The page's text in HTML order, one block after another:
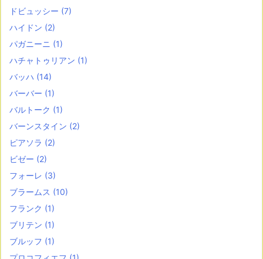
ドビュッシー (7)
ハイドン (2)
パガニーニ (1)
ハチャトゥリアン (1)
バッハ (14)
バーバー (1)
バルトーク (1)
バーンスタイン (2)
ピアソラ (2)
ビゼー (2)
フォーレ (3)
ブラームス (10)
フランク (1)
ブリテン (1)
ブルッフ (1)